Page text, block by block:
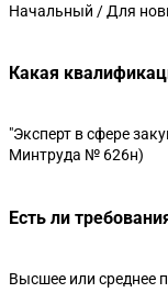
Начальный / Для
Какая
"Эксперт в сфере
Минтруда № 626н)
Есть ли
Высшее или среднее